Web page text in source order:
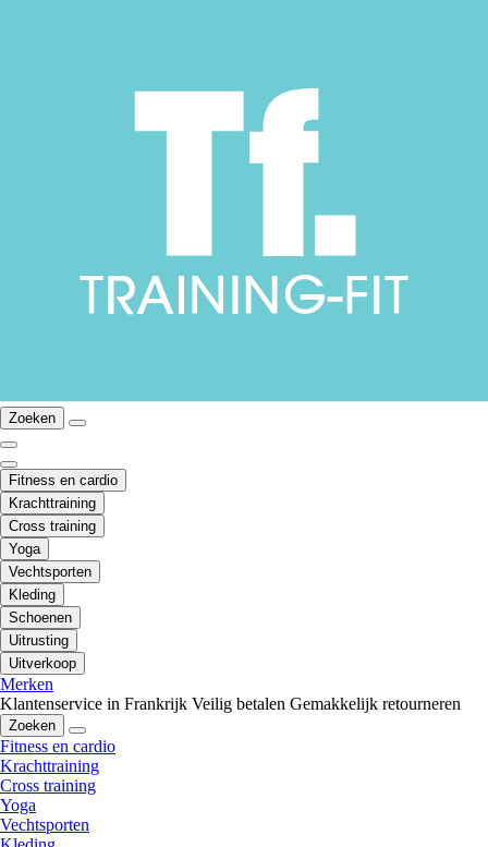
Zoeken
Fitness en cardio
Krachttraining
Cross training
Yoga
Vechtsporten
Kleding
Schoenen
Uitrusting
Uitverkoop
Merken
Klantenservice in Frankrijk Veilig betalen Gemakkelijk retourneren
Zoeken
Fitness en cardio
Krachttraining
Cross training
Yoga
Vechtsporten